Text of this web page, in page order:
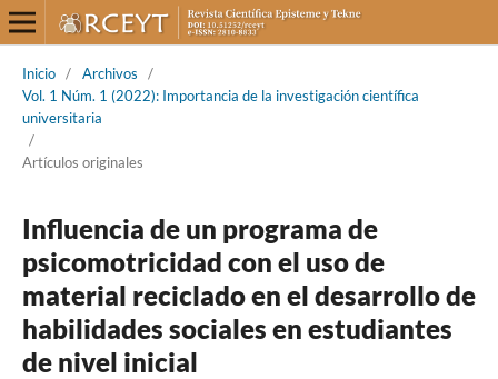
Inicio / Archivos
/
Vol. 1 Núm. 1 (2022): Importancia de la investigación científica
universitaria
/
Artículos originales
Influencia de un programa de
psicomotricidad con el uso de
material reciclado en el desarrollo de
habilidades sociales en estudiantes
de nivel inicial